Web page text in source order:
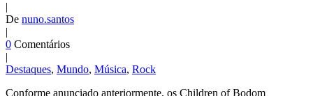
|
De nuno.santos
|
0 Comentários
|
Destaques, Mundo, Música, Rock
Conforme anunciado anteriormente, os Children of Bodom